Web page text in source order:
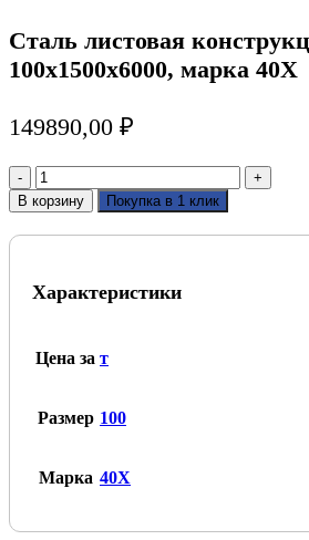
Сталь листовая
100х1500х6000, марка 40Х
149890,00 ₽
Количество
товара
Сталь
листовая
к
40Х
В корзину Покупка в 1 клик
Характеристики
Цена за т
Размер 100
Марка 40Х